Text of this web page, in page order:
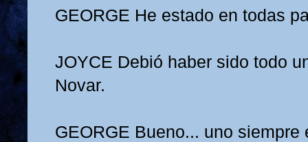
GEORGE He estado en todas
JOYCE Debió haber sido todo
Novar.
GEORGE Bueno... uno siempre